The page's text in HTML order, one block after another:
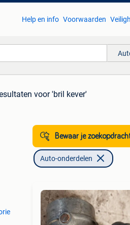
Help en info Voorwaarden
voor 'bril kever'
Bewaar je
Auto-onderdelen